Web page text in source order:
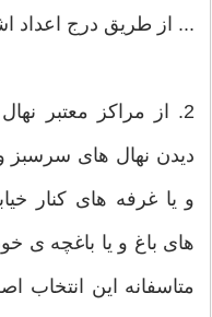
... از طریق درج اعداد
2. از مراکز معتبر
دیدن نهال های سرسبز
و یا غرفه های کنار
های باغ و یا باغچه ی
متاسفانه این انتخاب